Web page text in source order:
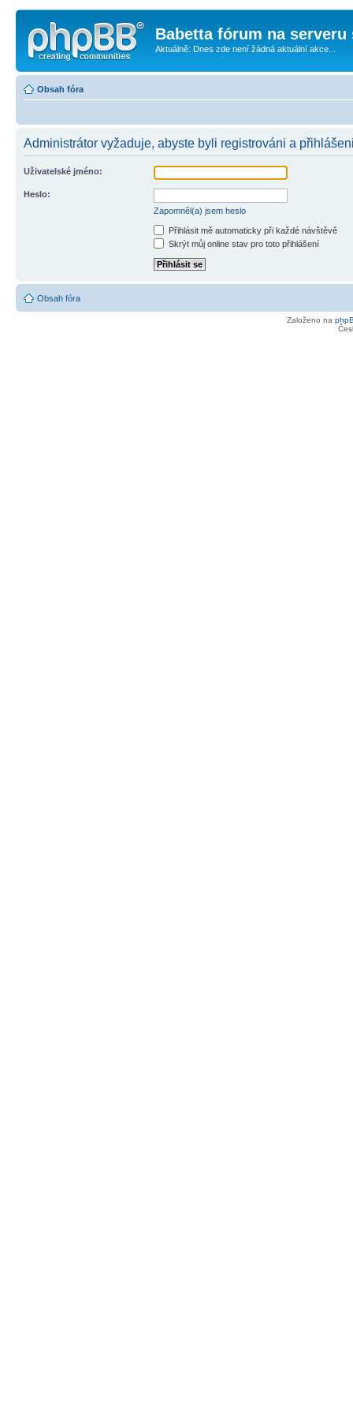
Babetta fórum na serveru
Aktuálně: Dnes zde není žádná aktuální akce...
Obsah fóra
Administrátor vyžaduje, abyste byli registrováni a
Uživatelské jméno:
Heslo:
Zapomněl(a) jsem heslo
Přihlásit mě automaticky při každé návštěvě
Skrýt můj online stav pro toto přihlášení
Obsah fóra
Založeno na